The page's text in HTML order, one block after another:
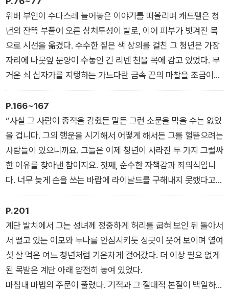
“그렇소. 다들 어둠 속으로 도망쳐버렸지. 설령 그자들의 이름이
나 은신처를 아는 사람이라 해도 쉽게 말을 꺼낼 수 없었을 거요.
이제 죽음은 너무나 흔한 일이 되어버렸으니까. 어둠 속에서 비열
하게 습격당해 죽는 일도 다반사고. 이 사건도 다른 사건들처럼
곧 잊힐 것 같소.”
위버 부인이 수다스레 늘어놓은 이야기를 떠올리며 캐드펠은 청
년의 잔뜩 부풀어 오른 상처투성이 발로, 이어 피부가 벗겨진 목
으로 시선을 옮겼다. 수수한 짙은 색 상의를 걸친 그 청년은 가장
자리에 나뭇잎 문양이 수놓인 긴 리넨 천을 목에 감고 있었다. 무
거운 쇠 십자가를 지탱하는 가느다란 금속 끈의 마찰을 조금이나
마 줄이려는 방편이리라. 하지만 천에 빨간 핏자국이 스며든 것을
보니 아마 그걸 감은 지 얼마 되지 않았거나, 아니면 그것으로도
목을 보호하기에는 부족했던 모양이다. 목걸이의 줄은 너무나 가
늘었고 십자가는 너무나 무거워 보였다. 대체 어떤 소망이나 목적
을 품고 있기에 저토록 혹심한 고행을 감수한단 말인가? 정말 그
런 고통이 하느님이나 위니프리드 성녀께 자그마한 즐거움이라
도 안겨주리라 생각하는 걸까?
P.166~167
“사실 그 사람이 종적을 감췄든 말든 그런 소문을 막을 수는 없었
을 겁니다. 그의 행운을 시기해서 어떻게 해서든 그를 헐뜯으려는
사람들이 있으니까요. 그들은 이제 청년이 사라진 두 가지 그럴싸
한 이유를 찾아낸 참이지요. 첫째, 순수한 자책감과 죄의식입니
다. 너무 늦게 손을 쓰는 바람에 라이날드를 구해내지 못했다고
요. 그리고 두 번째는, 누군가 자기가 한 짓을 눈치챘을까 봐 두려
워 그 진실을 은폐하기 위해 달아났다는 겁니다. 둘 다 그 사람으
로선 종적을 감출 만한 이유가 되지요. 특히 두 번째 이유는……
무언가를 얻기 위해 일을 저질렀지만 막상 그러고 보니 목적했던
바를 성취하기가 더 어렵게 느껴지는 경우도 있지 않습니까.”
P.201
계단 발치에서 그는 성녀께 정중하게 허리를 굽혀 보인 뒤 돌아서
서 떨고 있는 이모와 누나를 안심시키듯 싱긋이 웃어 보이며 열여
섯 살 먹은 여느 청년처럼 기운차게 걸어갔다. 더 이상 필요 없게
된 목발은 계단 아래 얌전히 놓여 있었다.
마침내 마법의 주문이 풀렸다. 기적과 그 절대적 본질이 백일하에